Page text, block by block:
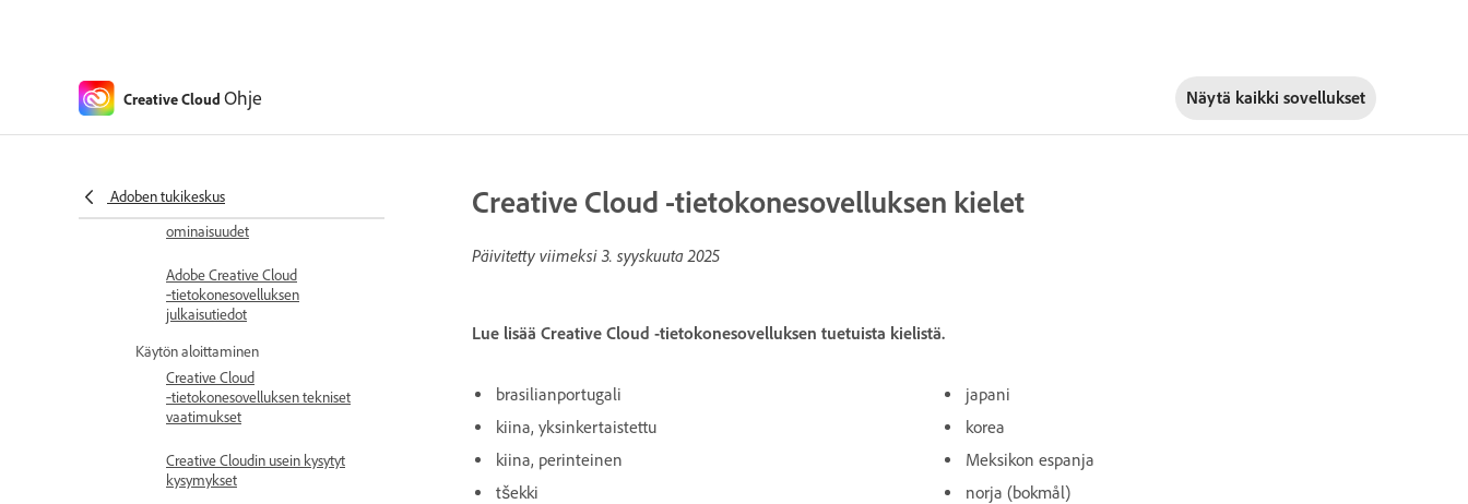
Creative Cloud Ohje Näytä kaikki sovellukset
Adoben tukikeskus
Creative Cloud
ominaisuudet
Adobe Creative Cloud
‑tietokonesovelluksen
julkaisutiedot
Käytön aloittaminen
Creative Cloud
‑tietokonesovelluksen tekniset
vaatimukset
Creative Cloudin usein kysytyt
kysymykset
Creative Cloud -tietokonesovelluksen kielet
Päivitetty viimeksi 3. syyskuuta 2025
Lue lisää Creative Cloud -tietokonesovelluksen tuetuista kielistä.
brasilianportugali
kiina, yksinkertaistettu
kiina, perinteinen
tšekki
japani
korea
Meksikon espanja
norja (bokmål)